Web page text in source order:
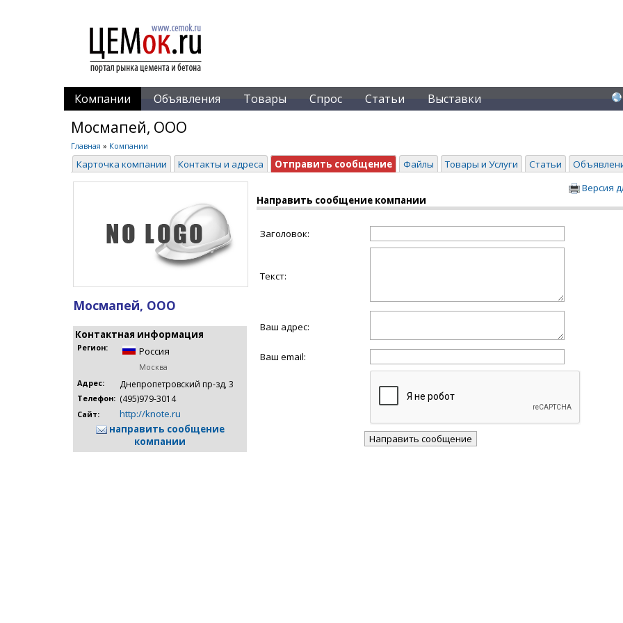
Компании Объявления Товары Спрос Статьи Выставки
Мосмапей, ООО
Главная » Компании
Карточка компании Контакты и адреса Отправить сообщение Файлы Товары и Услуги Статьи
Мосмапей, ООО
Контактная информация
Регион: Россия
Москва
Адрес:
Днепропетровский пр-зд, 3
Телефон: (495)979-3014
Сайт:
http://knote.ru
направить сообщение
компании
Версия
Направить сообщение компании
Заголовок:
Текст:
Ваш адрес:
Ваш email: